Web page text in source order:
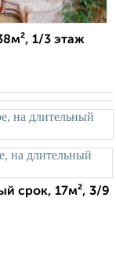
1/3 этаж
срок, 17м², 3/9